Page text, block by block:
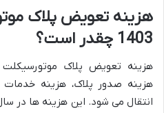
هزینه تعویض پلاک
1403 چقدر است؟
هزینه تعویض پلاک
هزینه صدور پلاک، هزینه